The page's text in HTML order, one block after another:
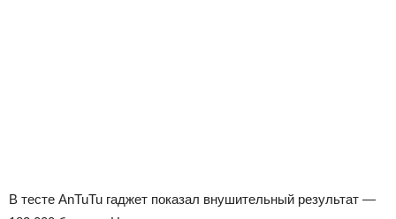
В тесте AnTuTu гаджет показал внушительный результат —